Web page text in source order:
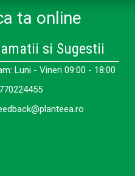
ta online
si Sugestii
Luni - Vineri 09:00 - 18:00